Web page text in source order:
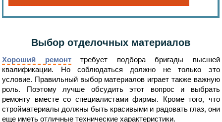
Выбор отделочных материалов
Хороший ремонттребует подбора бригады высшей
квалификации. Но соблюдаться должно не только это
условие. Правильный выбор материалов играет также важную
роль. Поэтому лучше обсудить этот вопрос и выбрать
ремонту вместе со специалистами фирмы. Кроме того, что
стройматериалы должны быть красивыми и радовать глаз, они
еще иметь отличные технические характеристики.